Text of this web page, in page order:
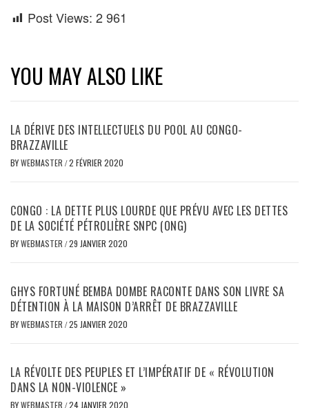
Post Views: 2 961
YOU MAY ALSO LIKE
LA DÉRIVE DES INTELLECTUELS DU POOL AU CONGO-
BRAZZAVILLE
BYWEBMASTER /2 FÉVRIER 2020
CONGO : LA DETTE PLUS LOURDE QUE PRÉVU AVEC LES DETTES
DE LA SOCIÉTÉ PÉTROLIÈRE SNPC (ONG)
BYWEBMASTER /29 JANVIER 2020
GHYS FORTUNÉ BEMBA DOMBE RACONTE DANS SON LIVRE SA
DÉTENTION À LA MAISON D’ARRÊT DE BRAZZAVILLE
BYWEBMASTER /25 JANVIER 2020
LA RÉVOLTE DES PEUPLES ET L’IMPÉRATIF DE « RÉVOLUTION
DANS LA NON-VIOLENCE »
BYWEBMASTER /24 JANVIER 2020